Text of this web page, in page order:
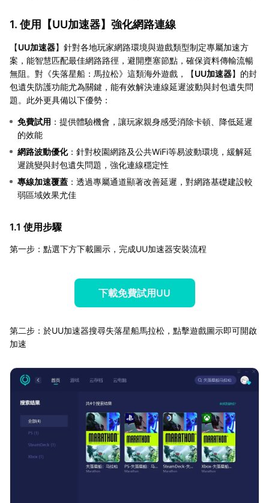
1. 使用【UU加速器】強化網路連線
【UU加速器】針對各地玩家網路環境與遊戲類型制定專屬加速方
案，能智慧匹配最佳網路路徑，避開壅塞節點，確保資料傳輸流暢
無阻。對《失落星船：馬拉松》這類海外遊戲，【UU加速器】的封
包遺失防護功能尤為關鍵，能有效解決連線延遲波動與封包遺失問
題。此外更具備以下優勢：
免費試用 ：提供體驗機會，讓玩家親身感受消除卡頓、降低延遲
的效能
網路波動優化：針對校園網路及公共WiFi等易波動環境，緩解延
遲跳變與封包遺失問題，強化連線穩定性
專線加速覆蓋 ：透過專屬通道顯著改善延遲，對網路基礎建設較
弱區域效果尤佳
1.1 使用步驟
第一步：點選下方下載圖示，完成UU加速器安裝流程
下載免費試用UU
第二步：於UU加速器搜尋失落星船馬拉松，點擊遊戲圖示即可開啟
加速